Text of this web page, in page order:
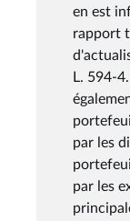
en est
rapport
L. 594-
par les
par les